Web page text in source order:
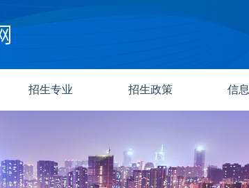
招生专业 招生政策 信